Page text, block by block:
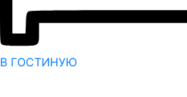
В ГОСТИНУЮ